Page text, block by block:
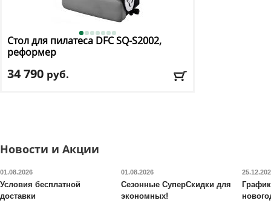
Стол для пилатеса DFCSQ-S2002,
реформер
34 790 руб.
Новости и Акции
01.08.2026
Условия бесплатной
доставки
01.08.2026
Сезонные СуперСкидки для
экономных!